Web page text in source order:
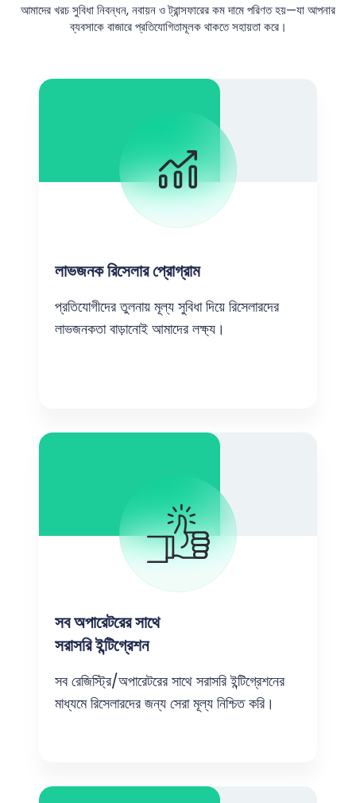
আমাদের খরচ সুবিধা নিবন্ধন, নবায়ন ও ট্রান্সফারের কম দামে পরিণত হয়—যা আপনার
ব্যবসাকে বাজারে প্রতিযোগিতামূলক থাকতে সহায়তা করে।
লাভজনক রিসেলার প্রোগ্রাম
প্রতিযোগীদের তুলনায় মূল্য সুবিধা দিয়ে রিসেলারদের
লাভজনকতা বাড়ানোই আমাদের লক্ষ্য।
সব অপারেটরের সাথে
সরাসরি ইন্টিগ্রেশন
সব রেজিস্ট্রি/অপারেটরের সাথে সরাসরি ইন্টিগ্রেশনের
মাধ্যমে রিসেলারদের জন্য সেরা মূল্য নিশ্চিত করি।